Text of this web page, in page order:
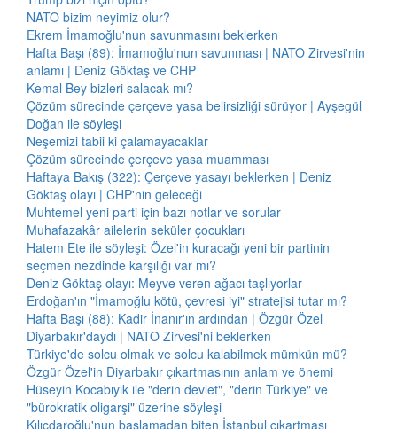
NATO bizim neyimiz olur?
Ekrem İmamoğlu'nun savunmasını beklerken
Hafta Başı (89): İmamoğlu'nun savunması | NATO Zirvesi'nin
anlamı | Deniz Göktaş ve CHP
Kemal Bey bizleri salacak mı?
Çözüm sürecinde çerçeve yasa belirsizliği sürüyor | Ayşegül
Doğan ile söyleşi
Neşemizi tabii ki çalamayacaklar
Çözüm sürecinde çerçeve yasa muamması
Haftaya Bakış (322): Çerçeve yasayı beklerken | Deniz
Göktaş olayı | CHP'nin geleceği
Muhtemel yeni parti için bazı notlar ve sorular
Muhafazakâr ailelerin seküler çocukları
Hatem Ete ile söyleşi: Özel'in kuracağı yeni bir partinin
seçmen nezdinde karşılığı var mı?
Deniz Göktaş olayı: Meyve veren ağacı taşlıyorlar
Erdoğan'ın "İmamoğlu kötü, çevresi iyi" stratejisi tutar mı?
Hafta Başı (88): Kadir İnanır'ın ardından | Özgür Özel
Diyarbakır'daydı | NATO Zirvesi'ni beklerken
Türkiye'de solcu olmak ve solcu kalabilmek mümkün mü?
Özgür Özel'in Diyarbakır çıkartmasının anlam ve önemi
Hüseyin Kocabıyık ile "derin devlet", "derin Türkiye" ve
"bürokratik oligarşi" üzerine söyleşi
Kılıçdaroğlu'nun başlamadan biten İstanbul çıkartması